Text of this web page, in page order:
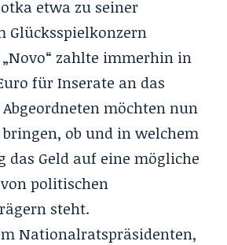
etwa zu seiner
Glücksspielkonzern
zahlte immerhin in
für Inserate an das
möchten nun
ob und in welchem
das Geld auf eine mögliche
politischen
steht.
Nationalratspräsidenten,